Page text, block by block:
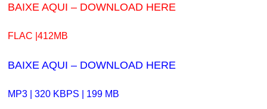
BAIXE AQUI – DOWNLOAD HERE
FLAC |412MB
BAIXE AQUI – DOWNLOAD HERE
MP3 | 320 KBPS | 199 MB